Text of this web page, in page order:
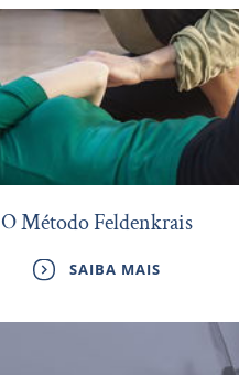
O Método Feldenkrais
SAIBA MAIS